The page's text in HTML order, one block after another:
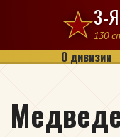
Перейти к содержимому
3-
130
О дивизии